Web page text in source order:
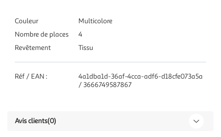
Couleur
Multicolore
Nombre de places
4
Revêtement
Tissu
Réf / EAN :
4a1dba1d-36af-4cca-adf6-d18cfe073a5a
/ 3666749587867
Avis clients(0)